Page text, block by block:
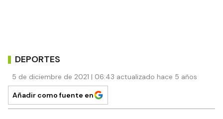
DEPORTES
5 de diciembre de 2021 | 06:43 actualizado hace 5 años
Añadir como fuente en